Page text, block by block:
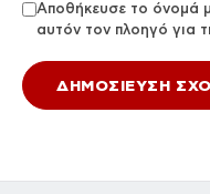
Αποθήκευσε το όνομά
αυτόν τον πλοηγό για